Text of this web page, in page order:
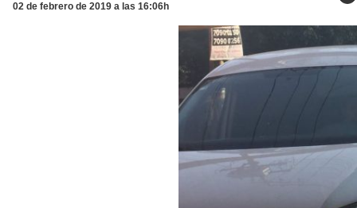
02 de febrero de 2019 a las 16:06h